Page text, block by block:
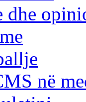
dhe
në